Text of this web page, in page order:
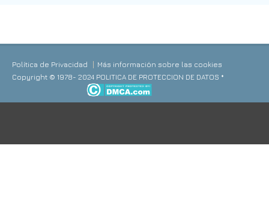
Política de Privacidad
Más información sobre las cookies
Copyright © 1978- 2024 POLITICA DE PROTECCION DE DATOS *